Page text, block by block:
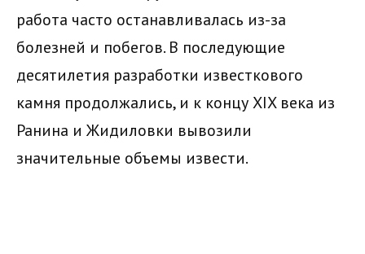
работа часто останавливалась из-за
болезней и побегов. В последующие
десятилетия разработки известкового
камня продолжались, и к концу XIX века из
Ранина и Жидиловки вывозили
значительные объемы извести.